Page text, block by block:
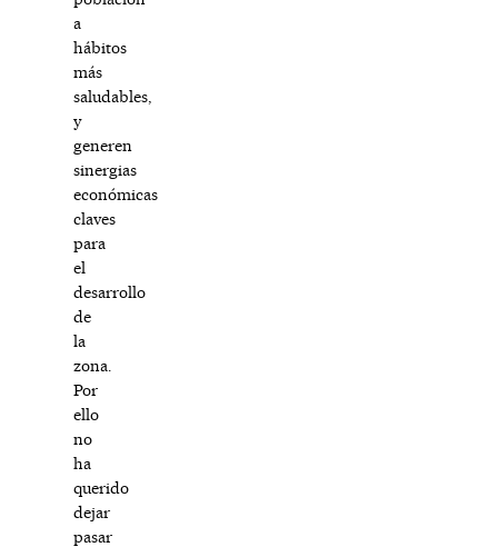
a
hábitos
más
saludables,
y
generen
sinergias
económicas
claves
para
el
desarrollo
de
la
zona.
Por
ello
no
ha
querido
dejar
pasar